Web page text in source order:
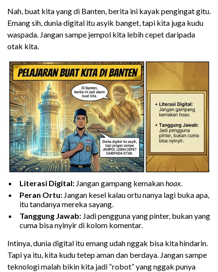
Nah, buat kita yang di Banten, berita ini kayak pengingat gitu.
Emang sih, dunia digital itu asyik banget, tapi kita juga kudu
waspada. Jangan sampe jempol kita lebih cepet daripada
otak kita.
Literasi Digital: Jangan gampang kemakanhoax.
Peran Ortu: Jangan kesel kalau ortu nanya lagi buka apa,
itu tandanya mereka sayang.
Tanggung Jawab: Jadi pengguna yang pinter, bukan yang
cuma bisa nyinyir di kolom komentar.
Intinya, dunia digital itu emang udah nggak bisa kita hindarin.
Tapi ya itu, kita kudu tetep aman dan berdaya. Jangan sampe
teknologi malah bikin kita jadi “robot” yang nggak punya